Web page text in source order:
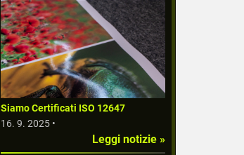
Siamo Certificati ISO 12647
16. 9. 2025 •
Leggi notizie »